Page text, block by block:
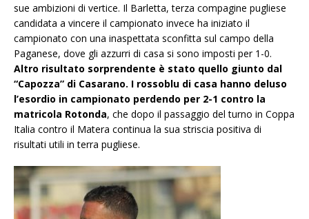
sue ambizioni di vertice. Il Barletta, terza compagine pugliese
candidata a vincere il campionato invece ha iniziato il
campionato con una inaspettata sconfitta sul campo della
Paganese, dove gli azzurri di casa si sono imposti per 1-0.
Altro risultato sorprendente è stato quello giunto dal
“Capozza” di Casarano. I rossoblu di casa hanno deluso
l’esordio in campionato perdendo per 2-1 contro la
matricola Rotonda, che dopo il passaggio del turno in Coppa
Italia contro il Matera continua la sua striscia positiva di
risultati utili in terra pugliese.